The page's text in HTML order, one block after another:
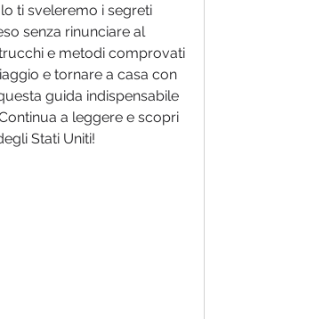
ti sveleremo i segreti
senza rinunciare al
e metodi comprovati
e tornare a casa con
guida indispensabile
a leggere e scopri
Stati Uniti!